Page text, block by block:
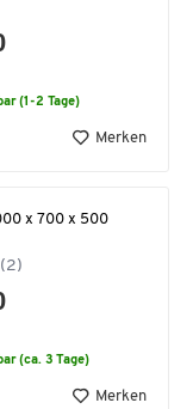
(1-2 Tage)
Merken
x 700 x 500
(2)
(ca. 3 Tage)
Merken